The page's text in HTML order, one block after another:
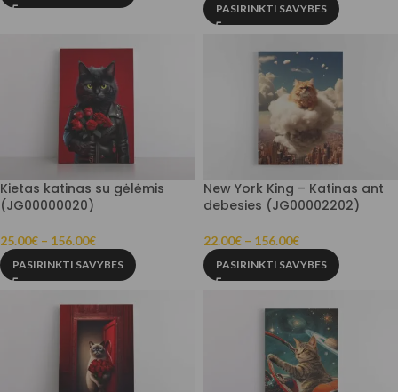
PASIRINKTI SAVYBES
Kietas katinas su gėlėmis
(JG00000020)
25.00€ – 156.00€
PASIRINKTI SAVYBES
New York King – Katinas ant
debesies (JG00002202)
22.00€ – 156.00€
PASIRINKTI SAVYBES